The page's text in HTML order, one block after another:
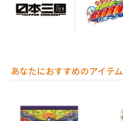
あなたにおすすめのアイテム